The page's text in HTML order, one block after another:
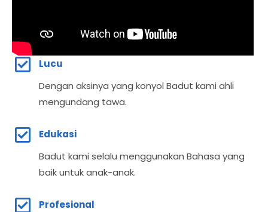
Lucu
Dengan aksinya yang konyol Badut kami ahli
mengundang tawa.
Edukasi
Badut kami selalu menggunakan Bahasa yang
baik untuk anak-anak.
Profesional